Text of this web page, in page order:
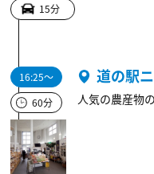
15分
16:25～
60分
道の駅
人気の農産物